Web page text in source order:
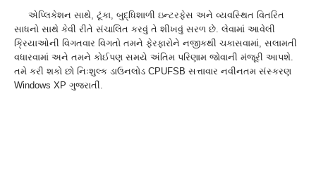
એપ્લિકેશન સાથે, ટૂંકા, બુદ્ધિશાળી ઇન્ટરફેસ અને વ્યવસ્થિત વિતરિત
સાધનો સાથે કેવી રીતે સંચાલિત કરવું તે શીખવું સરળ છે. લેવામાં આવેલી
ક્રિયાઓની વિગતવાર વિગતો તમને ફેરફારોને નજીકથી ચકાસવામાં, સલામતી
વધારવામાં અને તમને કોઈપણ સમયે અંતિમ પરિણામ જોવાની મંજૂરી આપશે.
તમે કરી શકો છો નિઃશુલ્ક ડાઉનલોડ CPUFSB સત્તાવાર નવીનતમ સંસ્કરણ
Windows XP ગુજરાતીં.